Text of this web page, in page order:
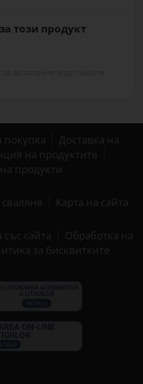
този продукт
покупка
Доставка на
на продуктите
продукти
Карта на сайта
сайта
Обработка на
за бисквитките